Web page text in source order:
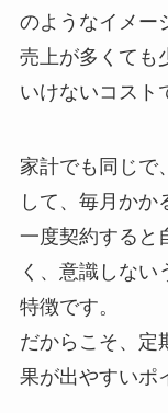
のようなイメー
売上が多くても
いけないコスト
家計でも同じで
して、毎月かか
一度契約すると
く、意識しない
特徴です。
だからこそ、定
果が出やすいポ